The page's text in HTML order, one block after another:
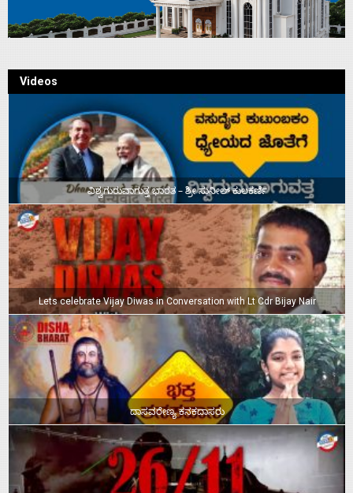
Videos
ವಿಶ್ವಗುರುವಾಗುತ್ತ ಭಾರತ – ಶ್ರೀ ಸುನೀಲ್‌ ಕುಲಕರ್ಣಿ
Lets celebrate Vijay Diwas in Conversation with Lt Cdr Bijay Nair
ದಾಸವರೇಣ್ಯ ಕನಕದಾಸರು